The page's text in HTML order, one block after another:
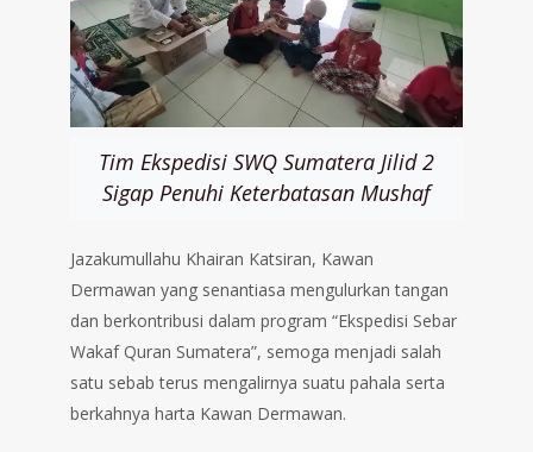
Tim Ekspedisi SWQ Sumatera Jilid 2
Sigap Penuhi Keterbatasan Mushaf
Jazakumullahu Khairan Katsiran, Kawan
Dermawan yang senantiasa mengulurkan tangan
dan berkontribusi dalam program “Ekspedisi Sebar
Wakaf Quran Sumatera”, semoga menjadi salah
satu sebab terus mengalirnya suatu pahala serta
berkahnya harta Kawan Dermawan.